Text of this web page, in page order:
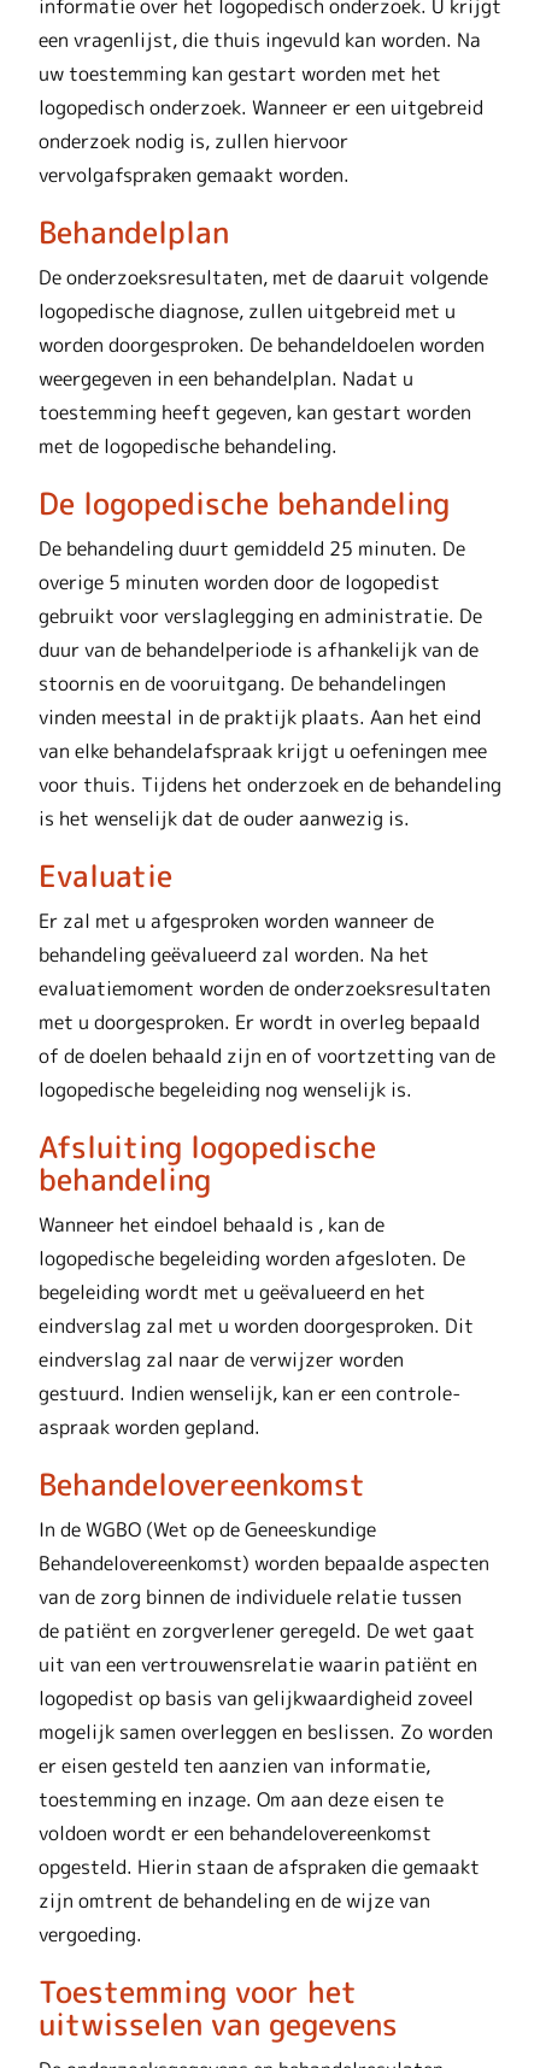
informatie over het logopedisch onderzoek. U krijgt
een vragenlijst, die thuis ingevuld kan worden. Na
uw toestemming kan gestart worden met het
logopedisch onderzoek. Wanneer er een uitgebreid
onderzoek nodig is, zullen hiervoor
vervolgafspraken gemaakt worden.
Behandelplan
De onderzoeksresultaten, met de daaruit volgende
logopedische diagnose, zullen uitgebreid met u
worden doorgesproken. De behandeldoelen worden
weergegeven in een behandelplan. Nadat u
toestemming heeft gegeven, kan gestart worden
met de logopedische behandeling.
De logopedische behandeling
De behandeling duurt gemiddeld 25 minuten. De
overige 5 minuten worden door de logopedist
gebruikt voor verslaglegging en administratie. De
duur van de behandelperiode is afhankelijk van de
stoornis en de vooruitgang. De behandelingen
vinden meestal in de praktijk plaats. Aan het eind
van elke behandelafspraak krijgt u oefeningen mee
voor thuis. Tijdens het onderzoek en de behandeling
is het wenselijk dat de ouder aanwezig is.
Evaluatie
Er zal met u afgesproken worden wanneer de
behandeling geëvalueerd zal worden. Na het
evaluatiemoment worden de onderzoeksresultaten
met u doorgesproken. Er wordt in overleg bepaald
of de doelen behaald zijn en of voortzetting van de
logopedische begeleiding nog wenselijk is.
Afsluiting logopedische
behandeling
Wanneer het eindoel behaald is , kan de
logopedische begeleiding worden afgesloten. De
begeleiding wordt met u geëvalueerd en het
eindverslag zal met u worden doorgesproken. Dit
eindverslag zal naar de verwijzer worden
gestuurd. Indien wenselijk, kan er een controle-
aspraak worden gepland.
Behandelovereenkomst
In de WGBO (Wet op de Geneeskundige
Behandelovereenkomst) worden bepaalde aspecten
van de zorg binnen de individuele relatie tussen
de patiënt en zorgverlener geregeld. De wet gaat
uit van een vertrouwensrelatie waarin patiënt en
logopedist op basis van gelijkwaardigheid zoveel
mogelijk samen overleggen en beslissen. Zo worden
er eisen gesteld ten aanzien van informatie,
toestemming en inzage. Om aan deze eisen te
voldoen wordt er een behandelovereenkomst
opgesteld. Hierin staan de afspraken die gemaakt
zijn omtrent de behandeling en de wijze van
vergoeding.
Toestemming voor het
uitwisselen van gegevens